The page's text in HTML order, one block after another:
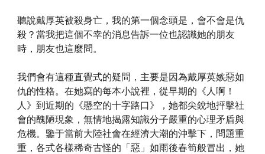
聽說戴厚英被殺身亡，我的第一個念頭是，會不會是仇
殺？當我把這個不幸的消息告訴一位也認識她的朋友
時，朋友也這麼問。
我們會有這種直覺式的疑問，主要是因為戴厚英嫉惡如
仇的性格。在她寫的每本小說裡，從早期的《人啊！
人》到近期的《懸空的十字路口》，她都尖銳地抨擊社
會的醜陋現象，無情地揭露知識分子嚴重的心理矛盾與
危機。鑒于當前大陸社會在經濟大潮的沖擊下，問題重
重，各式各樣稀奇古怪的「惡」如雨後春筍般冒出，她